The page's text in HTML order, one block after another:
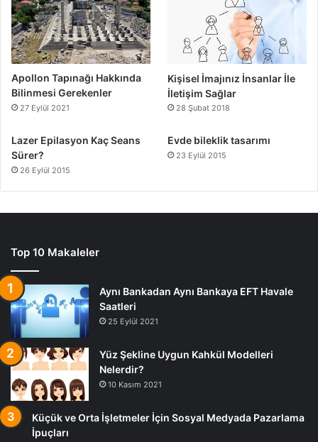
Apollon Tapınağı Hakkında
Bilinmesi Gerekenler
27 Eylül 2021
Kişisel İmajınız İnsanlar İle
İletişim Sağlar
28 Şubat 2018
Lazer Epilasyon Kaç Seans
Sürer?
26 Eylül 2015
Evde bileklik tasarımı
23 Eylül 2015
Top 10 Makaleler
Aynı Bankadan Aynı Bankaya EFT Havale
Saatleri
25 Eylül 2021
Yüz Şekline Uygun Kahkül Modelleri
Nelerdir?
10 Kasım 2021
Küçük ve Orta İşletmeler İçin Sosyal Medyada Pazarlama
İpuçları